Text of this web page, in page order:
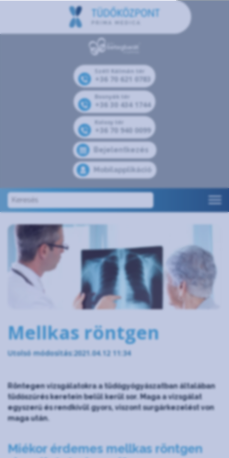
Széll Kálmán tér
+36 70 621 0783
Bosnyák tér
+36 30 434 1744
Kolosy tér
+36 70 940 0099
Bejelentkezés
Mobilapplikáció
Mellkas röntgen
Utolsó módosítás:2021.04.12 11:34
Röntegen vizsgálatokra a tüdőgyógyászatban általában
tüdőszűrés keretein belül kerül sor. Maga a vizsgálat
egyszerű és rendkívül gyors, viszont surgárkezelést von
maga után.
Miékor érdemes mellkas röntgen